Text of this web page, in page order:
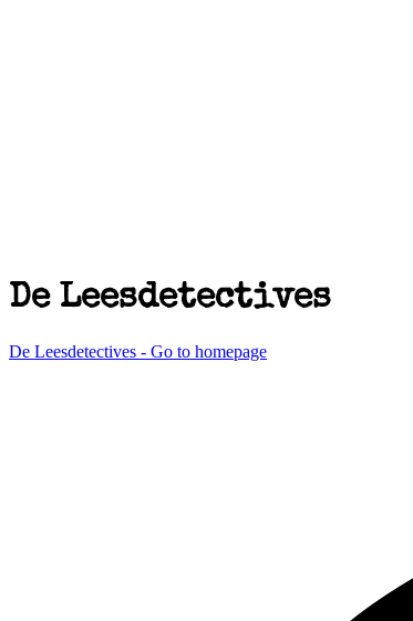
De Leesdetectives
De Leesdetectives - Go to homepage